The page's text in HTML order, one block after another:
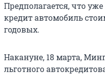
Предполагается, что
кредит автомобиль
годовых.
Накануне, 18 марта,
льготного